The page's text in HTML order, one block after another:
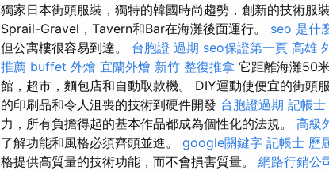
獨家日本街頭服裝，獨特的韓國時尚趨勢，創新的技術服
Sprail-Gravel，Tavern和Bar在海灘後面運行。 seo 是什
但公寓樓很容易到達。 台胞證 過期 seo保證第一頁 高雄
推薦 buffet 外燴 宜蘭外燴 新竹 整復推拿 它距離海灘50
館，超市，麵包店和自動取款機。 DIY運動使便宜的街頭
的印刷品和令人沮喪的技術到硬件開發 台胞證過期 記帳
力，所有負擔得起的基本作品都成為個性化的法規。 高級
了解功能和風格必須齊頭並進。 google關鍵字 記帳士 歷
格提供高質量的技術功能，而不會損害質量。 網路行銷公